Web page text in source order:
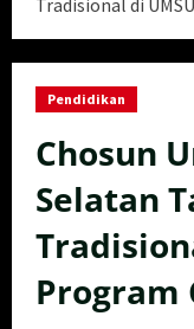
Tradisional di
Pendidikan
Chosun
Selatan
Program